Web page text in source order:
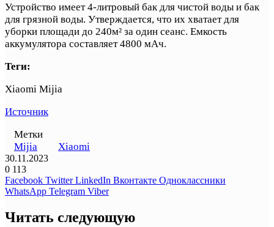
Устройство имеет 4-литровый бак для чистой воды и бак
для грязной воды. Утверждается, что их хватает для
уборки площади до 240м² за один сеанс. Емкость
аккумулятора составляет 4800 мАч.
Теги:
Xiaomi Mijia
Источник
Метки
Mijia
Xiaomi
30.11.2023
0 113
Facebook Twitter LinkedIn Вконтакте Одноклассники
WhatsApp Telegram Viber
Читать следующую